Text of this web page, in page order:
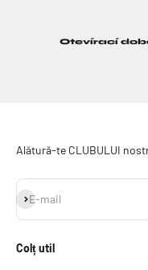
Otevírací
Alătură-te CLUBULUI
E-mail
Abonează-te
Colț util